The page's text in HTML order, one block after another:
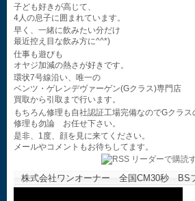
子ども好きが高じて、
4人の息子に囲まれています。
早く、一緒に飲みたい分だけ
最近控え目な飲み方に^^*)
仕事も遊びも
オヤジ加減の熱さが好きです。
環状7号線沿い、唯一の
ベンツ・ゲレンデヴァーゲン(Gクラス)専門店
買取から引取まで行います。
もちろん修理も自社認証工場完備なのでGクラス
修理も勿論 お任せ下さい。
是非、1度、顔を見に来てください。
メールやコメントもお待ちしてます。
株式会社ワンオーナー 全国CM30秒 BS